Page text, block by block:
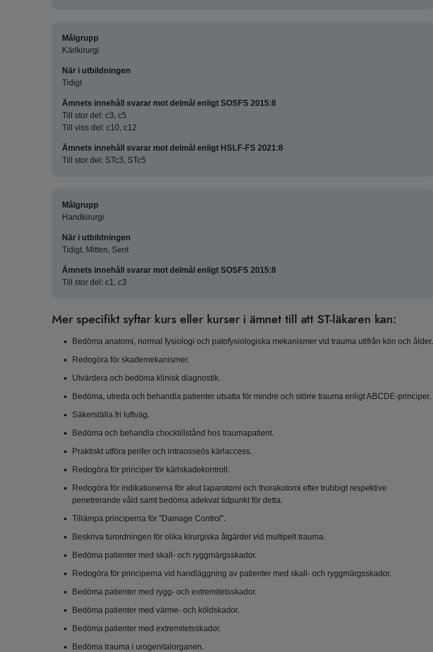
Målgrupp
Kärlkirurgi
När i utbildningen
Tidigt
Ämnets innehåll svarar mot delmål enligt SOSFS 2015:8
Till stor del: c3, c5
Till viss del: c10, c12
Ämnets innehåll svarar mot delmål enligt HSLF-FS 2021:8
Till stor del: STc3, STc5
Målgrupp
Handkirurgi
När i utbildningen
Tidigt, Mitten, Sent
Ämnets innehåll svarar mot delmål enligt SOSFS 2015:8
Till stor del: c1, c3
Mer specifikt syftar kurs eller kurser i ämnet till att ST-läkaren kan:
Bedöma anatomi, normal fysiologi och patofysiologiska mekanismer vid trauma utifrån kön och ålder.
Redogöra för skademekanismer.
Utvärdera och bedöma klinisk diagnostik.
Bedöma, utreda och behandla patienter utsatta för mindre och större trauma enligt ABCDE-principer.
Säkerställa fri luftväg.
Bedöma och behandla chocktillstånd hos traumapatient.
Praktiskt utföra perifer och intraosseös kärlaccess.
Redogöra för principer för kärlskadekontroll.
Redogöra för indikationerna för akut laparotomi och thorakotomi efter trubbigt respektive
penetrerande våld samt bedöma adekvat tidpunkt för detta.
Tillämpa principerna för ”Damage Control”.
Beskriva turordningen för olika kirurgiska åtgärder vid multipelt trauma.
Bedöma patienter med skall- och ryggmärgsskador.
Redogöra för principerna vid handläggning av patienter med skall- och ryggmärgsskador.
Bedöma patienter med rygg- och extremitetsskador.
Bedöma patienter med värme- och köldskador.
Bedöma patienter med extremitetsskador.
Bedöma trauma i urogenitalorganen.